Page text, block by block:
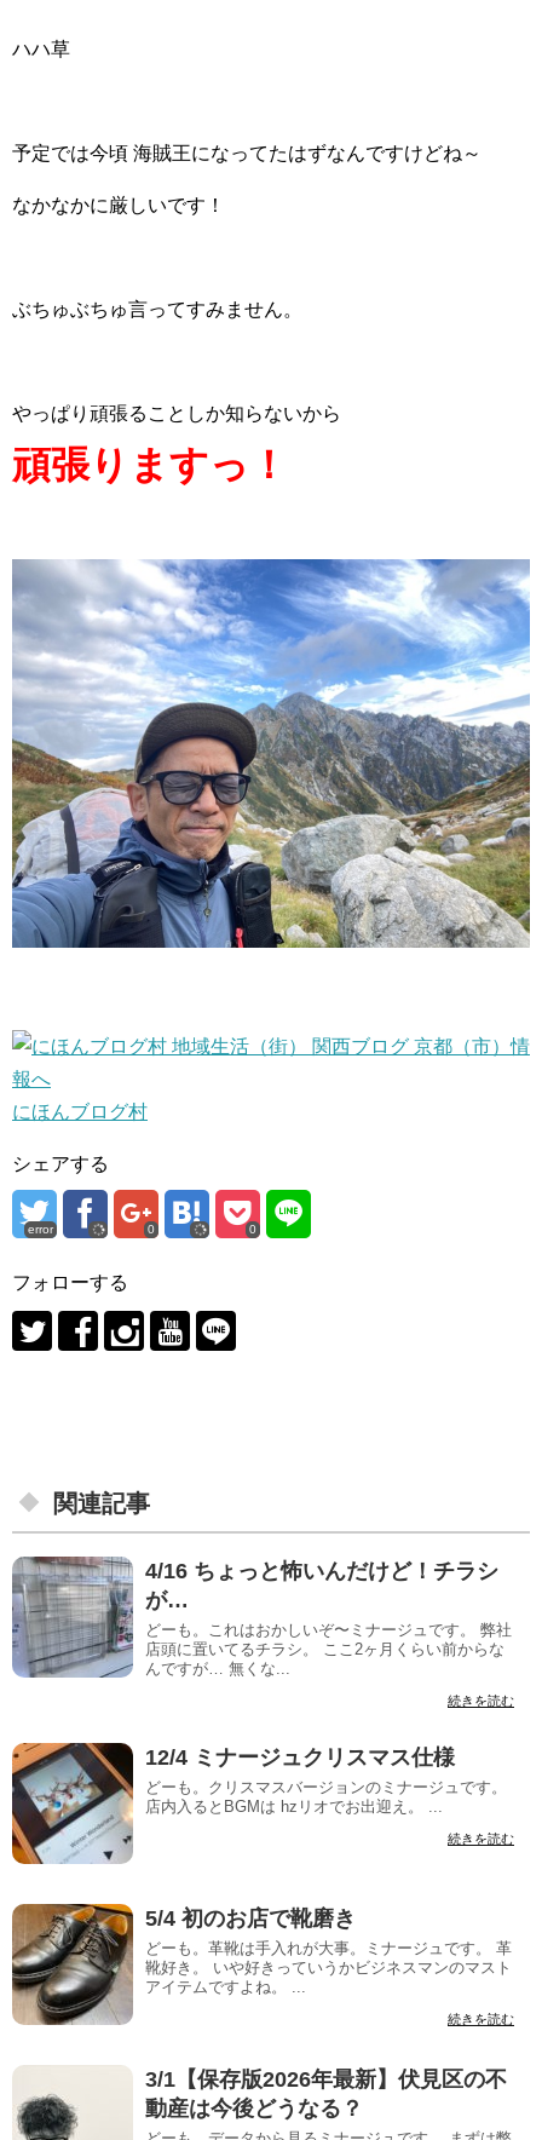
ハハ草
予定では今頃 海賊王になってたはずなんですけどね～
なかなかに厳しいです！
ぶちゅぶちゅ言ってすみません。
やっぱり頑張ることしか知らないから
頑張りますっ！
にほんブログ村
シェアする
error 0 0
フォローする
関連記事
4/16 ちょっと怖いんだけど！チラシ
が…
どーも。これはおかしいぞ〜ミナージュです。 弊社
店頭に置いてるチラシ。 ここ2ヶ月くらい前からな
んですが… 無くな...
続きを読む
12/4 ミナージュクリスマス仕様
どーも。クリスマスバージョンのミナージュです。
店内入るとBGMは hzリオでお出迎え。 ...
続きを読む
5/4 初のお店で靴磨き
どーも。革靴は手入れが大事。ミナージュです。 革
靴好き。 いや好きっていうかビジネスマンのマスト
アイテムですよね。 ...
続きを読む
3/1【保存版2026年最新】伏見区の不
動産は今後どうなる？